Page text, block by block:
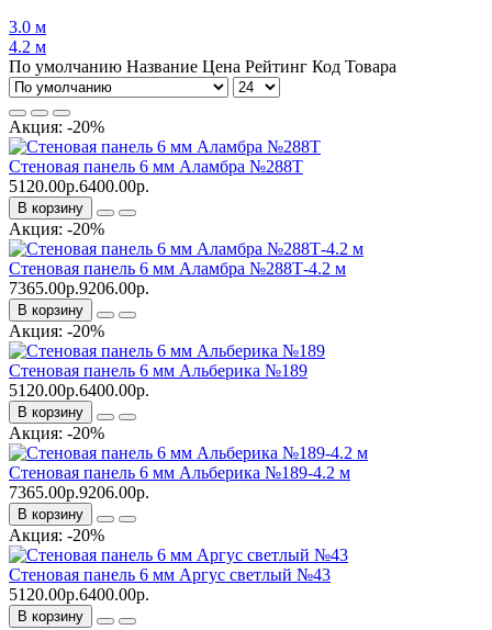
3.0 м
4.2 м
По умолчанию Название Цена Рейтинг Код Товара
Акция: -20%
Стеновая панель 6 мм Аламбра №288Т
5120.00р.6400.00р.
В корзину
Акция: -20%
Стеновая панель 6 мм Аламбра №288Т-4.2 м
7365.00р.9206.00р.
В корзину
Акция: -20%
Стеновая панель 6 мм Альберика №189
5120.00р.6400.00р.
В корзину
Акция: -20%
Стеновая панель 6 мм Альберика №189-4.2 м
7365.00р.9206.00р.
В корзину
Акция: -20%
Стеновая панель 6 мм Аргус светлый №43
5120.00р.6400.00р.
В корзину